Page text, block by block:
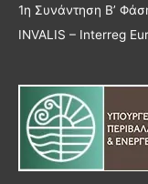
1η Συνάντηση Β’
INVALIS – Interreg